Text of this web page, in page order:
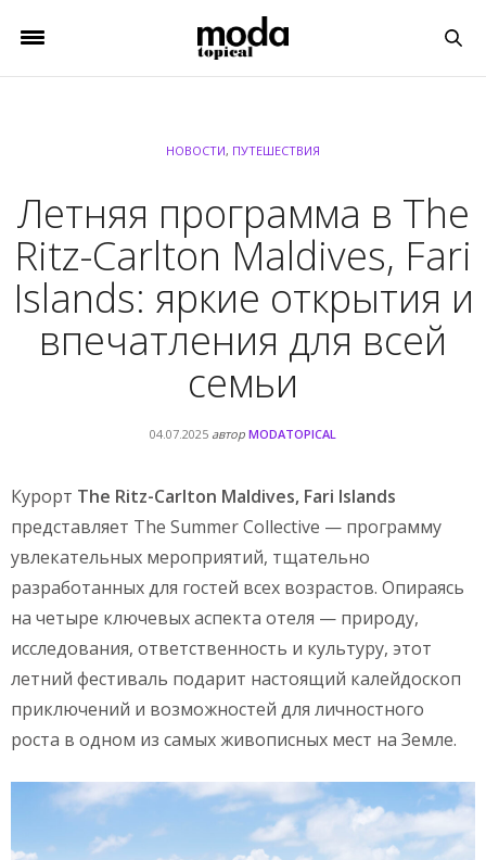
НОВОСТИ, ПУТЕШЕСТВИЯ
Летняя программа в The
Ritz-Carlton Maldives, Fari
Islands: яркие открытия и
впечатления для всей
семьи
04.07.2025 автор MODATOPICAL
Курорт The Ritz-Carlton Maldives, Fari Islands
представляет The Summer Collective — программу
увлекательных мероприятий, тщательно
разработанных для гостей всех возрастов. Опираясь
на четыре ключевых аспекта отеля — природу,
исследования, ответственность и культуру, этот
летний фестиваль подарит настоящий калейдоскоп
приключений и возможностей для личностного
роста в одном из самых живописных мест на Земле.